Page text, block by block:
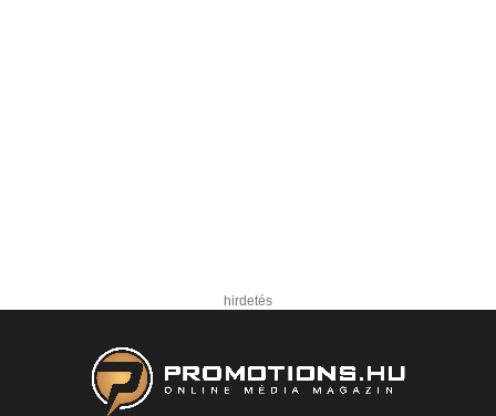
hirdetés